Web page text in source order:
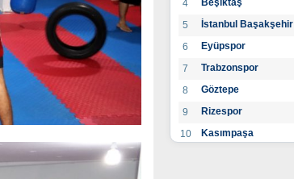
4
5
İstanbul Başakşehir
6
Eyüpspor
7
Trabzonspor
8
Göztepe
9
Rizespor
10
Kasımpaşa